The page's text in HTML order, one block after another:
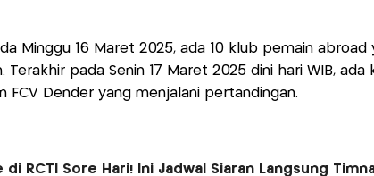
Minggu 16 Maret 2025, ada 10 klub pemain abroad
Terakhir pada Senin 17 Maret 2025 dini hari WIB, ada
FCV Dender yang menjalani pertandingan.
di RCTI Sore Hari! Ini Jadwal Siaran Langsung